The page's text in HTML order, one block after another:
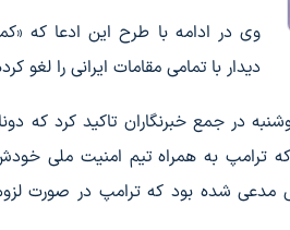
وی در ادامه با طرح این ادعا که
دیدار با تمامی مقامات ایرانی را لغو
در جمع خبرنگاران تاکید کرد که
ترامپ به همراه تیم امنیت ملی
شده بود که ترامپ در صورت لزوم،